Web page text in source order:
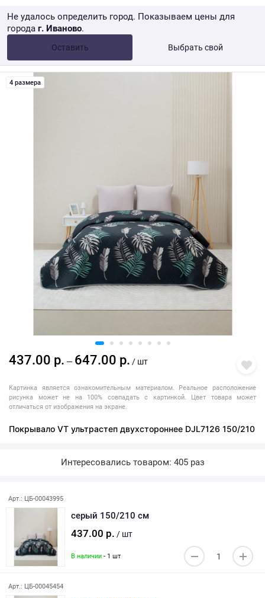
Не удалось определить город. Показываем цены для
города г. Иваново.
Оставить Выбрать свой
от 10 000 ₽ Розница → WB
4 размера
437.00 р. — 647.00 р. / шт
Картинка является ознакомительным материалом. Реальное расположение
рисунка может не на 100% совпадать с картинкой. Цвет товара может
отличаться от изображения на экране.
Покрывало VT ультрастеп двухстороннее DJL7126 150/210
Интересовались товаром: 405 раз
Арт.: ЦБ-00043995
серый 150/210 см
437.00 р. / шт
В наличии - 1 шт
Арт.: ЦБ-00045454